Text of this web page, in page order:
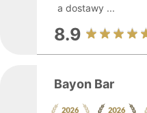
a dostawy ...
8.9
Bayon Bar